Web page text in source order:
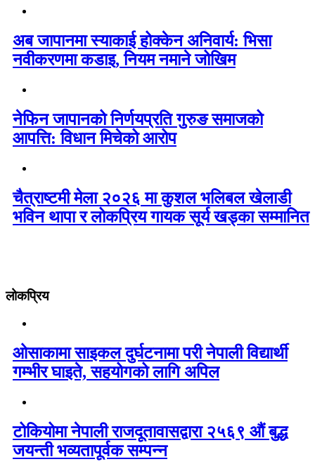
अब जापानमा स्याकाई होक्केन अनिवार्य: भिसा
नवीकरणमा कडाइ, नियम नमाने जोखिम
नेफिन जापानको निर्णयप्रति गुरुङ समाजको
आपत्ति: विधान मिचेको आरोप
चैत्राष्टमी मेला २०२६ मा कुशल भलिबल खेलाडी
भविन थापा र लोकप्रिय गायक सूर्य खड्का सम्मानित
लोकप्रिय
ओसाकामा साइकल दुर्घटनामा परी नेपाली विद्यार्थी
गम्भीर घाइते, सहयोगको लागि अपिल
टोकियोमा नेपाली राजदूतावासद्वारा २५६९ औं बुद्ध
जयन्ती भव्यतापूर्वक सम्पन्न